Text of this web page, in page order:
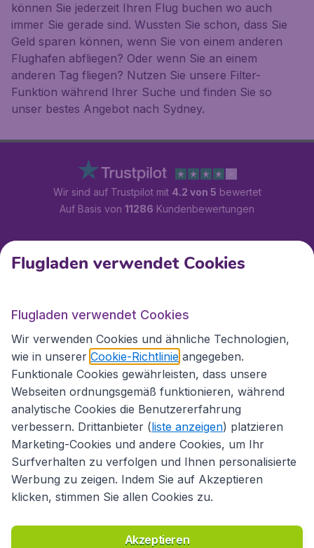
können Sie jederzeit Ihren Flug buchen wo auch
immer Sie gerade sind. Wussten Sie schon, dass Sie
Geld sparen können, wenn Sie von einem anderen
Flughafen abfliegen? Oder wenn Sie an einem
anderen Tag fliegen? Nutzen Sie unsere Filter-
Funktion während Ihrer Suche und finden Sie so
unser bestes Angebot nach Sydney.
Wir sind auf Trustpilot mit 4.2 von 5 bewertet
Auf Basis von 11286 Kundenbewertungen
Kundenservice
Flugladen.at
Internationale Webseiten
Richtlinien und Bedingungen
Haftungsausschluss
Flugladen verwendet Cookies
Flugladen verwendet Cookies
Wir verwenden Cookies und ähnliche Technologien,
wie in unserer Cookie-Richtlinie angegeben.
Funktionale Cookies gewährleisten, dass unsere
Webseiten ordnungsgemäß funktionieren, während
analytische Cookies die Benutzererfahrung
verbessern. Drittanbieter (liste anzeigen) platzieren
Marketing-Cookies und andere Cookies, um Ihr
Surfverhalten zu verfolgen und Ihnen personalisierte
Werbung zu zeigen. Indem Sie auf Akzeptieren
klicken, stimmen Sie allen Cookies zu.
Akzeptieren